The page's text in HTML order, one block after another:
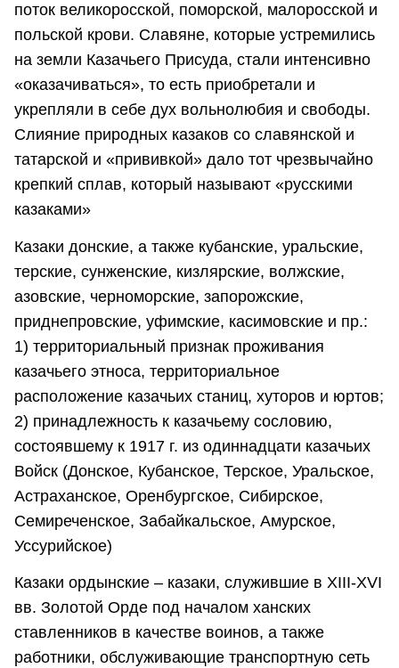
поток великоросской, поморской, малоросской и
польской крови. Славяне, которые устремились
на земли Казачьего Присуда, стали интенсивно
«оказачиваться», то есть приобретали и
укрепляли в себе дух вольнолюбия и свободы.
Слияние природных казаков со славянской и
татарской и «прививкой» дало тот чрезвычайно
крепкий сплав, который называют «русскими
казаками»
Казаки донские, а также кубанские, уральские,
терские, сунженские, кизлярские, волжские,
азовские, черноморские, запорожские,
приднепровские, уфимские, касимовские и пр.:
1) территориальный признак проживания
казачьего этноса, территориальное
расположение казачьих станиц, хуторов и юртов;
2) принадлежность к казачьему сословию,
состоявшему к 1917 г. из одиннадцати казачьих
Войск (Донское, Кубанское, Терское, Уральское,
Астраханское, Оренбургское, Сибирское,
Семиреченское, Забайкальское, Амурское,
Уссурийское)
Казаки ордынские – казаки, служившие в XIII-XVI
вв. Золотой Орде под началом ханских
ставленников в качестве воинов, а также
работники, обслуживающие транспортную сеть